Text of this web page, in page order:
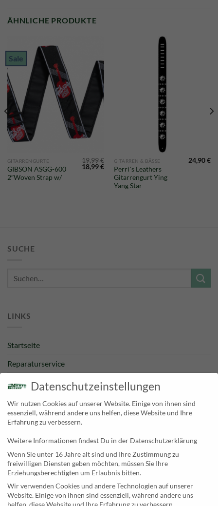
ÄHNLICHE PRODUKTE
Sale
GITARRENGURTE
GIBSON ASGG-600
2″Woven Strap w/
19,99€
Ursprünglicher
Preis
18,99€Aktueller
Preis
18,99 €.
GITARREN & BÄSSE
Perri´s Leathers
Gitarrengurt Ying
Yang Star
24,90€
€.
SUCHE
LINKS
Startseite
Reparaturservice
Bestpreisgarantie
Kategorien
Newsletter
KONTAKT
MusicEggert
Inh. Rolf Eggert
Paulstraße 2a
Datenschutzeinstellungen
Wir nutzen Cookies auf unserer Website. Einige von ihnen sind
essenziell, während andere uns helfen, diese Website und Ihre
Erfahrung zu verbessern.
Weitere Informationen findest Du in der Datenschutzerklärung
Wenn Sie unter 16 Jahre alt sind und Ihre Zustimmung zu
freiwilligen Diensten geben möchten, müssen Sie Ihre
Erziehungsberechtigten um Erlaubnis bitten.
Wir verwenden Cookies und andere Technologien auf unserer
Website. Einige von ihnen sind essenziell, während andere uns